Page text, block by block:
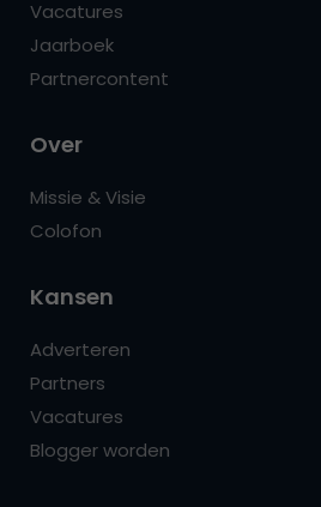
Vacatures
Jaarboek
Partnercontent
Over
Missie & Visie
Colofon
Kansen
Adverteren
Partners
Vacatures
Blogger worden